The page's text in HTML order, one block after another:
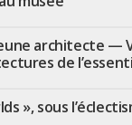
architecte —
de
», sous